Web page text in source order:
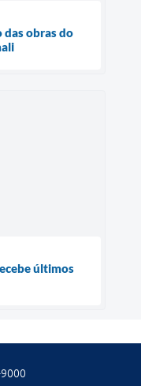
obras do
últimos